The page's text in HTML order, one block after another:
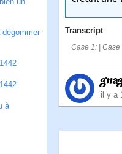
dégommer
à
Transcript
Case 1: |
il y a